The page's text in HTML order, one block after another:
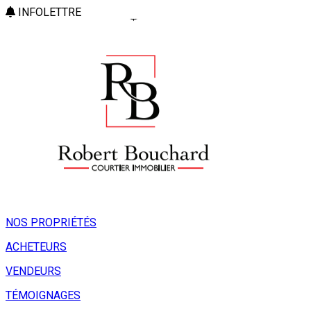
INFOLETTRE
NOS PROPRIÉTÉS
ACHETEURS
VENDEURS
TÉMOIGNAGES